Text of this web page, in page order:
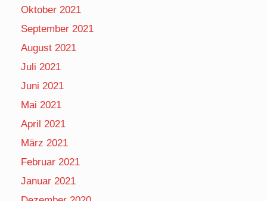
Oktober 2021
September 2021
August 2021
Juli 2021
Juni 2021
Mai 2021
April 2021
März 2021
Februar 2021
Januar 2021